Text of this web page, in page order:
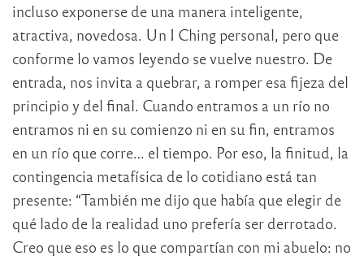
incluso exponerse de una manera inteligente,
atractiva, novedosa. Un I Ching personal, pero que
conforme lo vamos leyendo se vuelve nuestro. De
entrada, nos invita a quebrar, a romper esa fijeza del
principio y del final. Cuando entramos a un río no
entramos ni en su comienzo ni en su fin, entramos
en un río que corre… el tiempo. Por eso, la finitud, la
contingencia metafísica de lo cotidiano está tan
presente: “También me dijo que había que elegir de
qué lado de la realidad uno prefería ser derrotado.
Creo que eso es lo que compartían con mi abuelo: no